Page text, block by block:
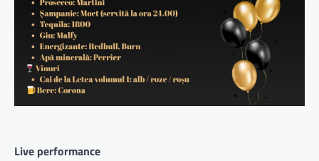
Live performance